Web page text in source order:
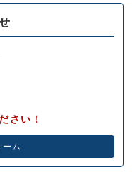
さい！
ム